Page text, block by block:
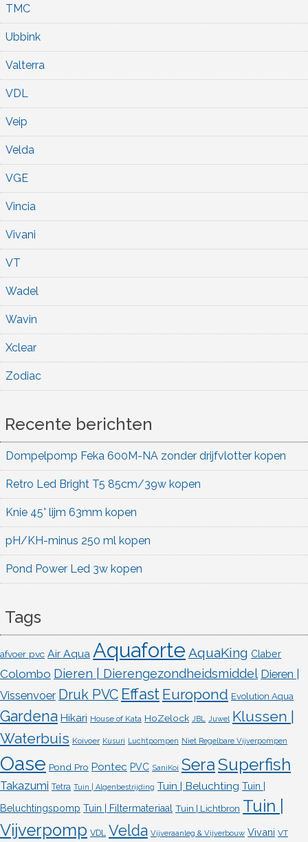
TMC
Ubbink
Valterra
VDL
Veip
Velda
VGE
Vincia
Vivani
VT
Wadel
Wavin
Xclear
Zodiac
Recente berichten
Dompelpomp Feka 600M-NA zonder drijfvlotter kopen
Retro Led Bright T5 85cm/39w kopen
Knie 45° lijm 63mm kopen
pH/KH-minus 250 ml kopen
Pond Power Led 3w kopen
Tags
afvoer pvc Air Aqua Aquaforte AquaKing Claber
Colombo Dieren | Dierengezondheidsmiddel Dieren |
Vissenvoer Druk PVC Effast Europond Evolution Aqua
Gardena Hikari House of Kata HoZelock JBL Juwel Klussen |
Waterbuis Koivoer Kusuri Luchtpompen Niet Regelbare Vijverpompen
Oase Pond Pro Pontec PVC SaniKoi SeraSuperfish
Takazumi Tetra Tuin | Algenbestrijding Tuin | Beluchting Tuin |
Beluchtingspomp Tuin | Filtermateriaal Tuin | Lichtbron Tuin |
Vijverpomp VDL Velda Vijveraanleg & Vijverbouw Vivani VT